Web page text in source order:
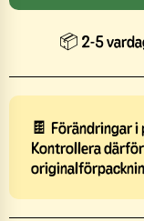
📦 2-5
🍫 Förändringar i
Kontrollera